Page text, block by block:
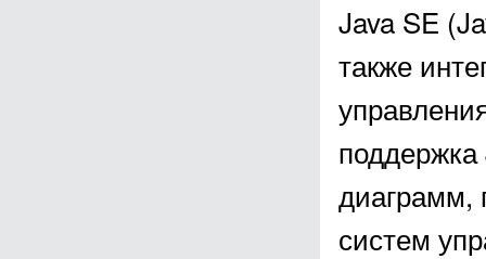
Java SE
также
диаграмм,
систем